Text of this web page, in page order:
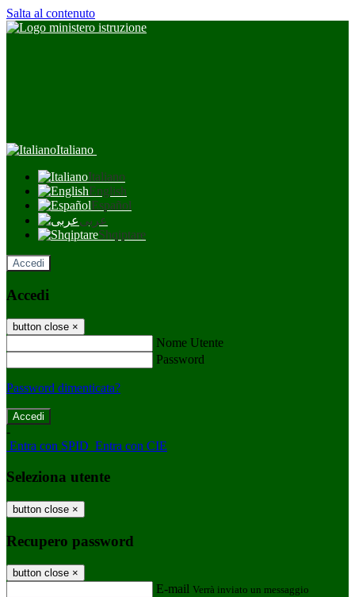
Salta al contenuto
Italiano
Italiano
English
Español
عربى
Shqiptare
Accedi
Accedi
button close ×
Nome Utente
Password
Password dimenticata?
-
Entra con SPID Entra con CIE
Seleziona utente
button close ×
Recupero password
button close ×
E-mail Verrà inviato un messaggio